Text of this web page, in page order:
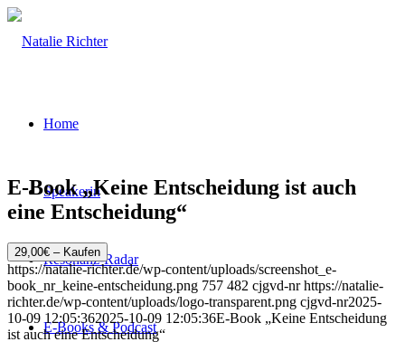
Home
Speakerin
Resonanz-Radar
E-Books & Podcast
E-Book „Keine Entscheidung ist auch
eine Entscheidung“
29,00€ – Kaufen
https://natalie-richter.de/wp-content/uploads/screenshot_e-
book_nr_keine-entscheidung.png 757 482 cjgvd-nr https://natalie-
richter.de/wp-content/uploads/logo-transparent.png cjgvd-nr2025-
10-09 12:05:362025-10-09 12:05:36E-Book „Keine Entscheidung
ist auch eine Entscheidung“